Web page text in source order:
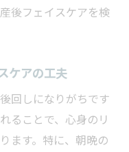
後フェイスケアを検
ケアの工夫
回しになりがちです
ることで、心身のリ
ます。特に、朝晩の